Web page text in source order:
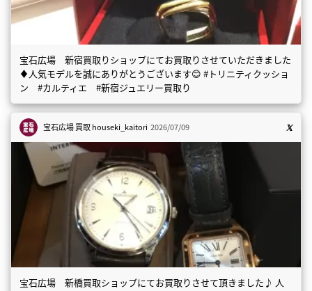
宝石広場 新宿買取りショップにてお買取りさせていただきました
♦️人気モデルを誠にありがとうございます😊 #トリニティクッショ
ン #カルティエ #新宿ジュエリー買取り
宝石広場 買取houseki_kaitori 2026/07/09
宝石広場 新橋買取ショップにてお買取りさせて頂きました♪ 人